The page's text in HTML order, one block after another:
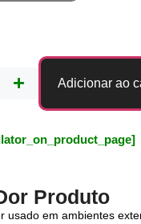
Adicionar ao
Produto
usado em ambientes